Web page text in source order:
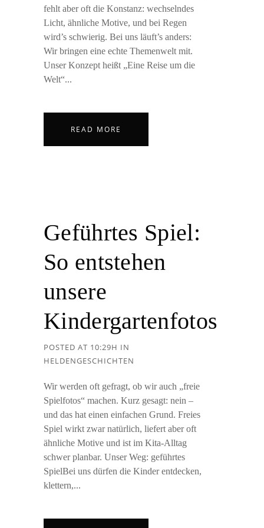
fehlt aber oft die Konstanz: wechselndes
Licht, ähnliche Motive, und bei Regen
wird’s schwierig. Bei uns läuft’s anders:
Wir bringen eine echte Themenwelt mit.
Unser Konzept heißt „Eine Reise um die
Welt“...
READ MORE
Geführtes Spiel:
So entstehen
unsere
Kindergartenfotos
POSTED AT 10:29H IN
HELDENGESCHICHTEN
Wir werden oft gefragt, ob wir auch „freie
Spielfotos“ machen. Kurz gesagt: nein –
und das hat einen einfachen Grund. Freies
Spiel wirkt zwar natürlich, liefert aber oft
ähnliche Motive und ist im Kita-Alltag
schwer planbar. Unser Weg: geführtes
SpielBei uns dürfen die Kinder entdecken,
klettern,...